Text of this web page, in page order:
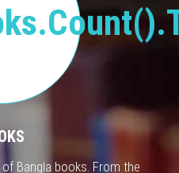
Bangla books. From the